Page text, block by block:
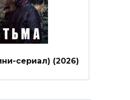
сериал) (2026)